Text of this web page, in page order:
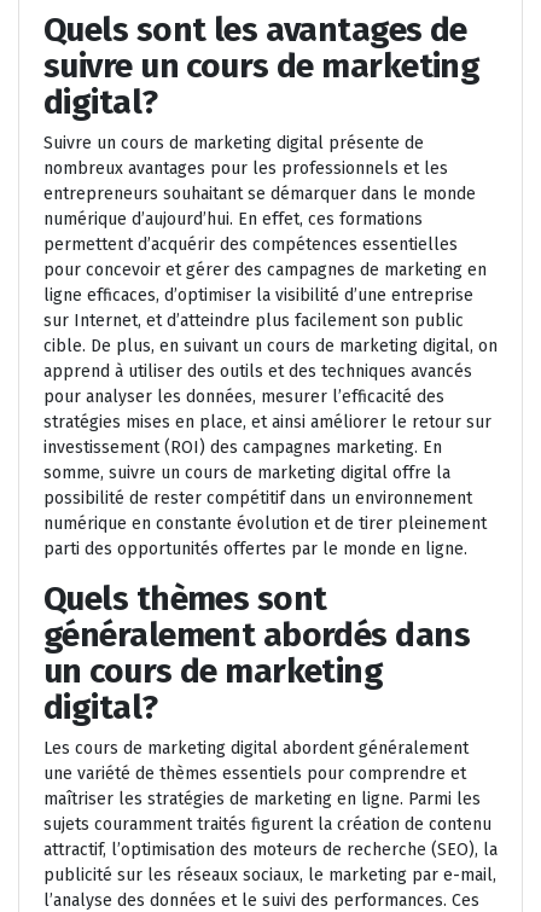
Quels sont les avantages de
suivre un cours de marketing
digital?
Suivre un cours de marketing digital présente de
nombreux avantages pour les professionnels et les
entrepreneurs souhaitant se démarquer dans le monde
numérique d’aujourd’hui. En effet, ces formations
permettent d’acquérir des compétences essentielles
pour concevoir et gérer des campagnes de marketing en
ligne efficaces, d’optimiser la visibilité d’une entreprise
sur Internet, et d’atteindre plus facilement son public
cible. De plus, en suivant un cours de marketing digital, on
apprend à utiliser des outils et des techniques avancés
pour analyser les données, mesurer l’efficacité des
stratégies mises en place, et ainsi améliorer le retour sur
investissement (ROI) des campagnes marketing. En
somme, suivre un cours de marketing digital offre la
possibilité de rester compétitif dans un environnement
numérique en constante évolution et de tirer pleinement
parti des opportunités offertes par le monde en ligne.
Quels thèmes sont
généralement abordés dans
un cours de marketing
digital?
Les cours de marketing digital abordent généralement
une variété de thèmes essentiels pour comprendre et
maîtriser les stratégies de marketing en ligne. Parmi les
sujets couramment traités figurent la création de contenu
attractif, l’optimisation des moteurs de recherche (SEO), la
publicité sur les réseaux sociaux, le marketing par e-mail,
l’analyse des données et le suivi des performances. Ces